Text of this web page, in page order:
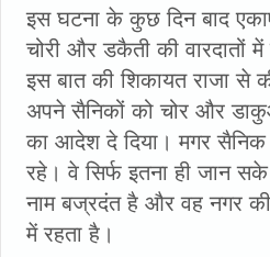
इस घटना के कुछ दिन बाद
चोरी और डकैती की वारदातों
इस बात की शिकायत राजा से
अपने सैनिकों को चोर और
का आदेश दे दिया। मगर
रहे। वे सिर्फ इतना ही जान
नाम बज्रदंत है और वह नगर की
में रहता है।